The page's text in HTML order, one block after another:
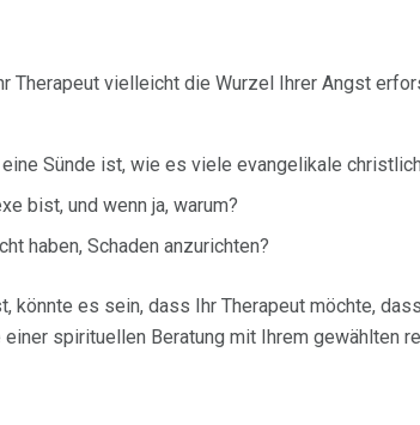
Therapeut vielleicht die Wurzel Ihrer Angst
Sünde ist, wie es viele evangelikale
bist, und wenn ja, warum?
haben, Schaden anzurichten?
könnte es sein, dass Ihr Therapeut möchte,
spirituellen Beratung mit Ihrem gewählten